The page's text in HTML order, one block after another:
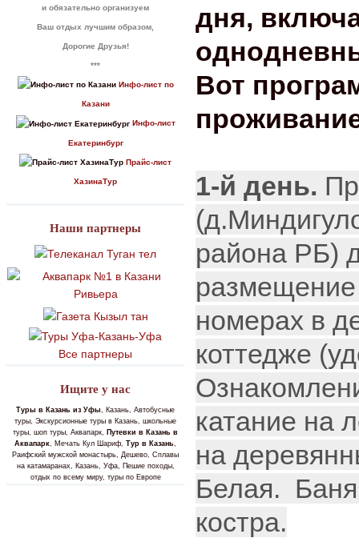
и обязательно организуем
Ваш отдых лучшим образом,
Дорогие Друзья!
***
Инфо-лист по
Казани
Инфо-лист
Екатеринбург
Прайс-лист
ХазинаТур
Наши партнеры
Все партнеры
Ищите у нас
Туры в Казань из Уфы, Казань, Автобусные
туры, Экскурсионные туры в Казань, школьные
туры, шоп туры, Аквапарк, Путевки в Казань в
Аквапарк, Мечать Кул Шариф, Тур в Казань,
Раифский мужской монастырь, Дешево, Сплавы
на катамаранах, Казань, Уфа, Пешие походы,
отдых по всему миру, туры по Европе
дня,
Вот
1-й день.
района РБ)
номерах в
коттедже
катание на
на
Белая.
костра.